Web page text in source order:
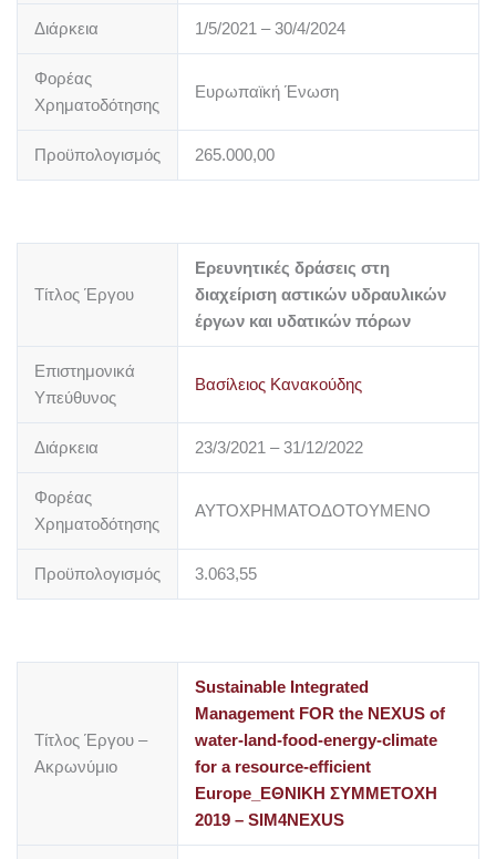
Διάρκεια 1/5/2021 – 30/4/2024
Φορέας
Χρηματοδότησης
Ευρωπαϊκή Ένωση
Προϋπολογισμός 265.000,00
Τίτλος Έργου
Ερευνητικές δράσεις στη
διαχείριση αστικών υδραυλικών
έργων και υδατικών πόρων
Επιστημονικά
Υπεύθυνος
Βασίλειος Κανακούδης
Διάρκεια 23/3/2021 – 31/12/2022
Φορέας
Χρηματοδότησης
ΑΥΤΟΧΡΗΜΑΤΟΔΟΤΟΥΜΕΝΟ
Προϋπολογισμός 3.063,55
Τίτλος Έργου –
Ακρωνύμιο
Sustainable Integrated
Management FOR the NEXUS of
water-land-food-energy-climate
for a resource-efficient
Europe_ΕΘΝΙΚΗ ΣΥΜΜΕΤΟΧΗ
2019 – SIM4NEXUS